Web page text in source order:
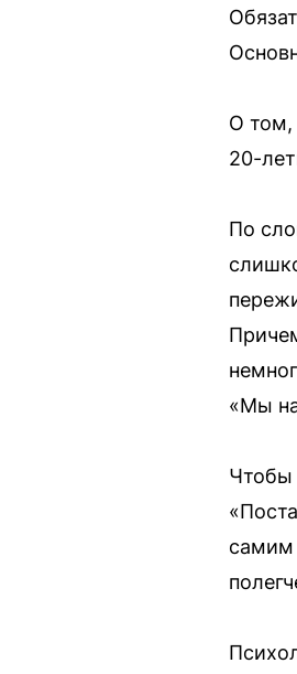
О том,
20-
По
«Мы
Чтобы
самим